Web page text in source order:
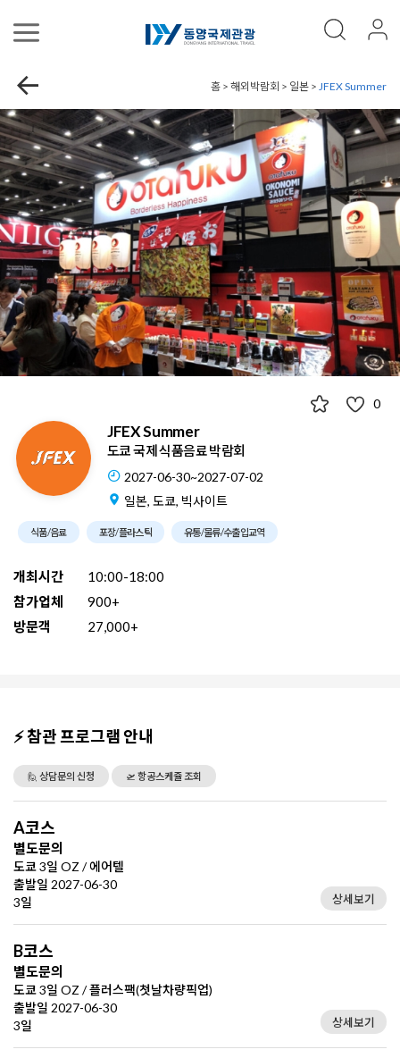
홈 > 해외박람회 > 일본 > JFEX Summer
0
JFEX Summer
도쿄 국제 식품음료 박람회
2027-06-30~2027-07-02
일본, 도쿄, 빅사이트
식품/음료 포장/플라스틱 유통/물류/수출입교역
개최시간
10:00-18:00
참가업체
900+
방문객
27,000+
⚡ 참관 프로그램 안내
🙋 상담문의 신청 🛫 항공스케쥴 조회
A코스
별도문의
도쿄 3일 OZ / 에어텔
출발일 2027-06-30
3일
상세보기
B코스
별도문의
도쿄 3일 OZ / 플러스팩(첫날차량픽업)
출발일 2027-06-30
3일
상세보기